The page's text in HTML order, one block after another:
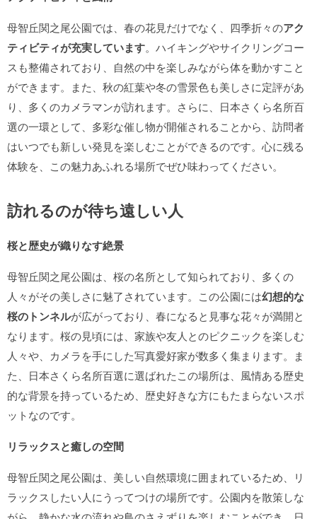
母智丘関之尾公園では、春の花見だけでなく、四季折々のアク
ティビティが充実しています。ハイキングやサイクリングコー
スも整備されており、自然の中を楽しみながら体を動かすこと
ができます。また、秋の紅葉や冬の雪景色も美しさに定評があ
り、多くのカメラマンが訪れます。さらに、日本さくら名所百
選の一環として、多彩な催し物が開催されることから、訪問者
はいつでも新しい発見を楽しむことができるのです。心に残る
体験を、この魅力あふれる場所でぜひ味わってください。
訪れるのが待ち遠しい人
桜と歴史が織りなす絶景
母智丘関之尾公園は、桜の名所として知られており、多くの
人々がその美しさに魅了されています。この公園には幻想的な
桜のトンネルが広がっており、春になると見事な花々が満開と
なります。桜の見頃には、家族や友人とのピクニックを楽しむ
人々や、カメラを手にした写真愛好家が数多く集まります。ま
た、日本さくら名所百選に選ばれたこの場所は、風情ある歴史
的な背景を持っているため、歴史好きな方にもたまらないスポ
ットなのです。
リラックスと癒しの空間
母智丘関之尾公園は、美しい自然環境に囲まれているため、リ
ラックスしたい人にうってつけの場所です。公園内を散策しな